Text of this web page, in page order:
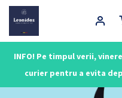
INFO! Pe timpul verii,
curier pentru a evita
Main Navigation